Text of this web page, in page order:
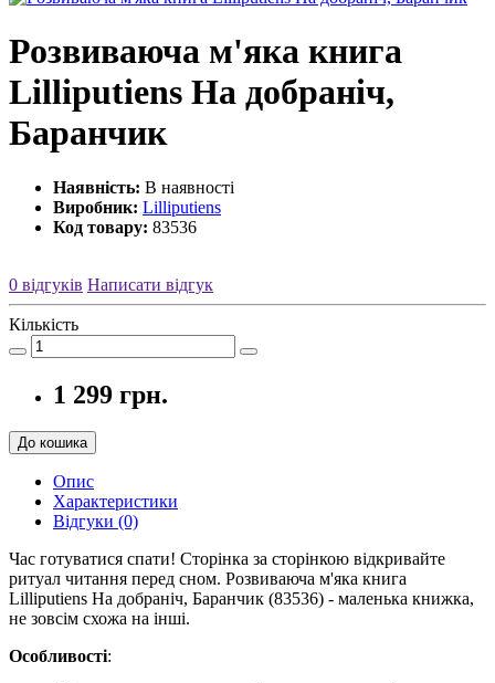
Розвиваюча м'яка книга
Lilliputiens На добраніч,
Баранчик
Наявність: В наявності
Виробник: Lilliputiens
Код товару: 83536
0 відгуків Написати відгук
Кількість
1 299 грн.
До кошика
Опис
Характеристики
Відгуки (0)
Час готуватися спати! Сторінка за сторінкою відкривайте
ритуал читання перед сном. Розвиваюча м'яка книга
Lilliputiens На добраніч, Баранчик (83536) - маленька книжка,
не зовсім схожа на інші.
Особливості: